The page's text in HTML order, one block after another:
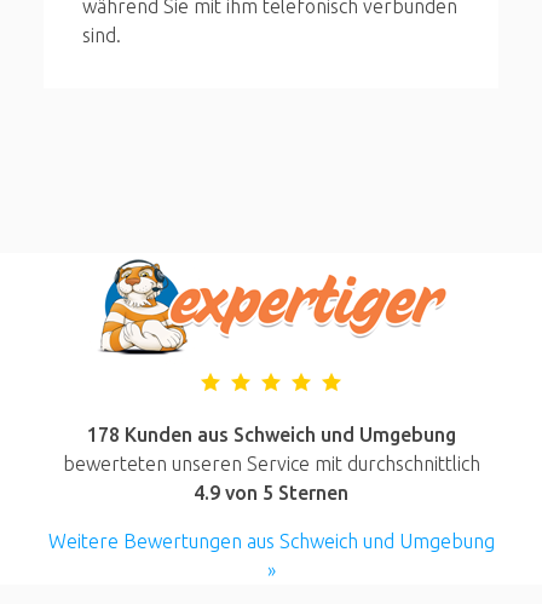
während Sie mit ihm telefonisch verbunden
sind.
178 Kunden aus Schweich und Umgebung
bewerteten unseren Service mit durchschnittlich
4.9 von 5 Sternen
Weitere Bewertungen aus Schweich und Umgebung
»